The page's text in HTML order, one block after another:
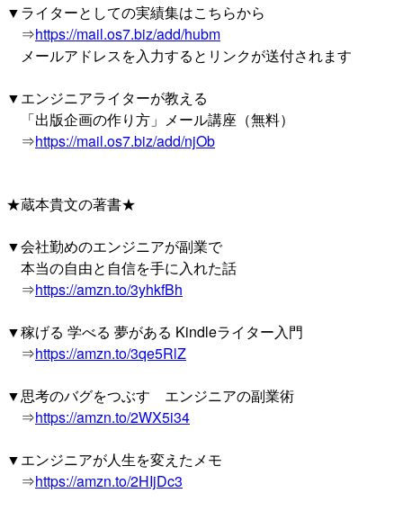
▼ライターとしての実績集はこちらから
⇒https://mail.os7.biz/add/hubm
メールアドレスを入力するとリンクが送付されます
▼エンジニアライターが教える
「出版企画の作り方」メール講座（無料）
⇒https://mail.os7.biz/add/njOb
★蔵本貴文の著書★
▼会社勤めのエンジニアが副業で
本当の自由と自信を手に入れた話
⇒https://amzn.to/3yhkfBh
▼稼げる 学べる 夢がある Kindleライター入門
⇒https://amzn.to/3qe5RlZ
▼思考のバグをつぶす エンジニアの副業術
⇒https://amzn.to/2WX5i34
▼エンジニアが人生を変えたメモ
⇒https://amzn.to/2HIjDc3